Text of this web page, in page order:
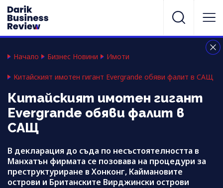
Начало Бизнес Новини Имоти
Китайският имотен гигант Evergrande обяви фалит в САЩ
Китайският имотен гигант
Evergrande обяви фалит в
САЩ
В декларация до съда по несъстоятелността в
Манхатън фирмата се позовава на процедури за
преструктуриране в Хонконг, Каймановите
острови и Британските Вирджински острови